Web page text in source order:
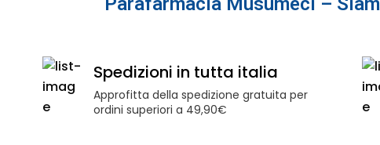
Spedizioni in tutta italia
Approfitta della spedizione gratuita per
ordini superiori a 49,90€